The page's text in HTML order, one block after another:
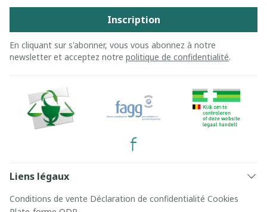
Inscription
En cliquant sur s'abonner, vous vous abonnez à notre
newsletter et acceptez notre politique de confidentialité.
Liens légaux
Conditions de vente Déclaration de confidentialité Cookies